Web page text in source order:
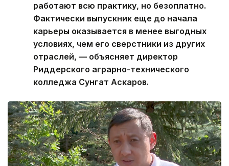
работают всю практику, но безоплатно.
Фактически выпускник еще до начала
карьеры оказывается в менее выгодных
условиях, чем его сверстники из других
отраслей, — объясняет директор
Риддерского аграрно-технического
колледжа Сунгат Аскаров.